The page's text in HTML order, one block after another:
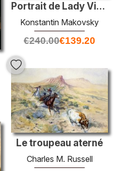
Portrait de Lady Vivien
Konstantin Makovsky
€240.00€139.20
Le troupeau aterné
Charles M. Russell